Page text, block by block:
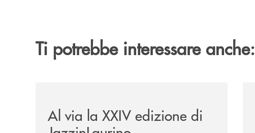
Ti potrebbe interessare anche:
Al via la XXIV edizione di